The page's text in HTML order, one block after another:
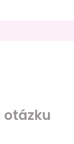
otázku